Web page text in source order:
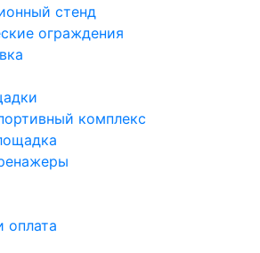
стенд
ограждения
комплекс
оплата